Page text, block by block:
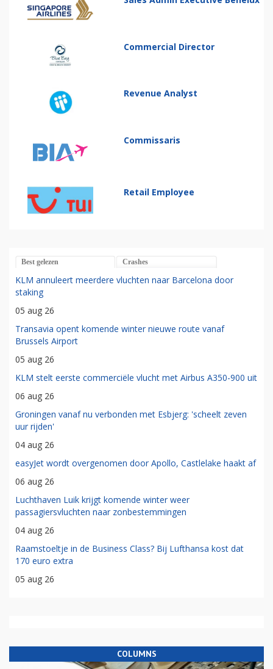
Commercial Director
Revenue Analyst
Commissaris
Retail Employee
Best gelezen Crashes
KLM annuleert meerdere vluchten naar Barcelona door
staking
05 aug 26
Transavia opent komende winter nieuwe route vanaf
Brussels Airport
05 aug 26
KLM stelt eerste commerciële vlucht met Airbus A350-900 uit
06 aug 26
Groningen vanaf nu verbonden met Esbjerg: 'scheelt zeven
uur rijden'
04 aug 26
easyJet wordt overgenomen door Apollo, Castlelake haakt af
06 aug 26
Luchthaven Luik krijgt komende winter weer
passagiersvluchten naar zonbestemmingen
04 aug 26
Raamstoeltje in de Business Class? Bij Lufthansa kost dat
170 euro extra
05 aug 26
COLUMNS